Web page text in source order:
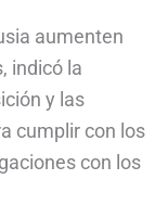
aumenten
indicó la
y las
cumplir con los
con los